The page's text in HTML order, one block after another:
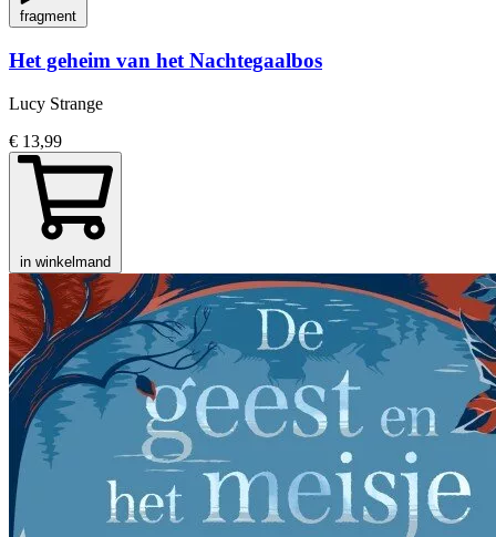
fragment
Het geheim van het Nachtegaalbos
Lucy Strange
€ 13,99
in winkelmand